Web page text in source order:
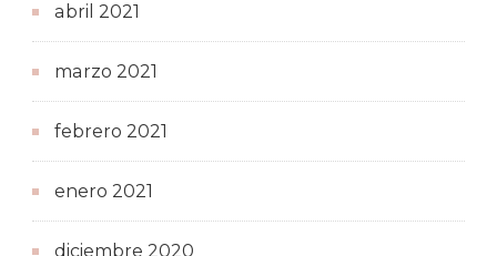
abril 2021
marzo 2021
febrero 2021
enero 2021
diciembre 2020